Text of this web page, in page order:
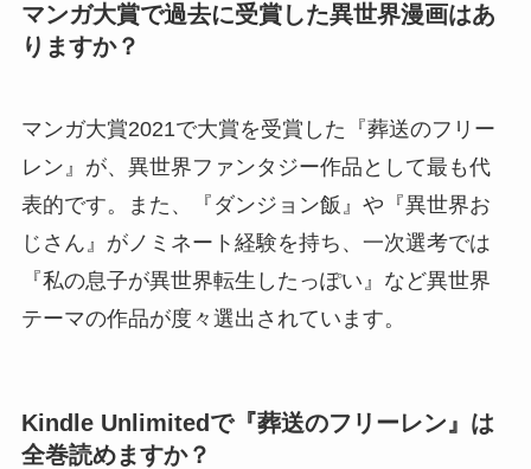
マンガ大賞で過去に受賞した異世界漫画はあ
りますか？
マンガ大賞2021で大賞を受賞した『葬送のフリー
レン』が、異世界ファンタジー作品として最も代
表的です。また、『ダンジョン飯』や『異世界お
じさん』がノミネート経験を持ち、一次選考では
『私の息子が異世界転生したっぽい』など異世界
テーマの作品が度々選出されています。
Kindle Unlimitedで『葬送のフリーレン』は
全巻読めますか？